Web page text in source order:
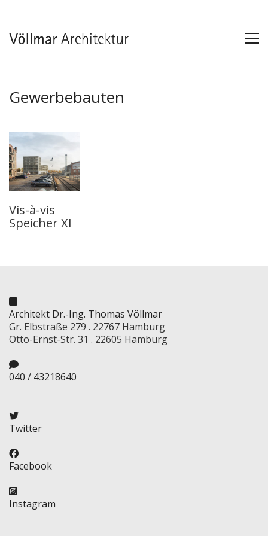
Gewerbebauten
Vis-à-vis
Speicher XI
Architekt Dr.-Ing. Thomas Völlmar
Gr. Elbstraße 279 . 22767 Hamburg
Otto-Ernst-Str. 31 . 22605 Hamburg
040 / 43218640
Twitter
Facebook
Instagram